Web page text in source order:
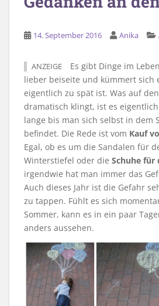
14. September 2016 Anika
ANZEIGE
Es gibt Dinge im
lieber beiseite und kümmert sich
eigentlich zu spät ist. Was auf
dramatisch klingt, ist es
lange bis man sich selbst in dem
befindet. Die Rede ist vom Kauf
Egal, ob es um die Sandalen für
Winterstiefel oder die Schuhe für
irgendwie hat man immer das
Auch dieses Jahr ist die Gefahr
zu tappen. Fühlt es sich
Sommer, kann es in ein paar
anders aussehen.